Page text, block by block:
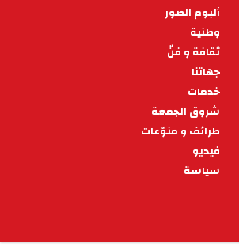
ألبوم الصور
وطنية
ثقافة و فنّ
جهاتنا
خدمات
شروق الجمعة
طرائف و منوّعات
فيديو
سياسة